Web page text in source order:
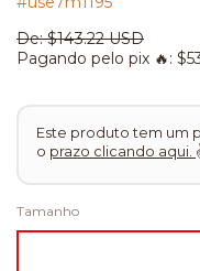
De:$143.22 USD
Pagando pelo pix 🔥:
Este produto tem um
o prazo clicando aqui.
Tamanho